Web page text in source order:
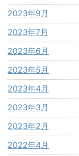
2023年9月
2023年7月
2023年6月
2023年5月
2023年4月
2023年3月
2023年2月
2022年4月